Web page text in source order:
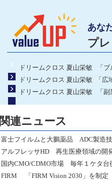
あな
プ
ドリームクロス 夏山栄敏 「ブ
ドリームクロス 夏山栄敏 「広
ドリームクロス 夏山栄敏 「副
関連ニュース
富士フイルムと大鵬薬品 ADC製造
アルフレッサHD 再生医療領域の開
国内CMO/CDMO市場 毎年１ケタ
FIRM 「FIRM Vision 2030」を制定